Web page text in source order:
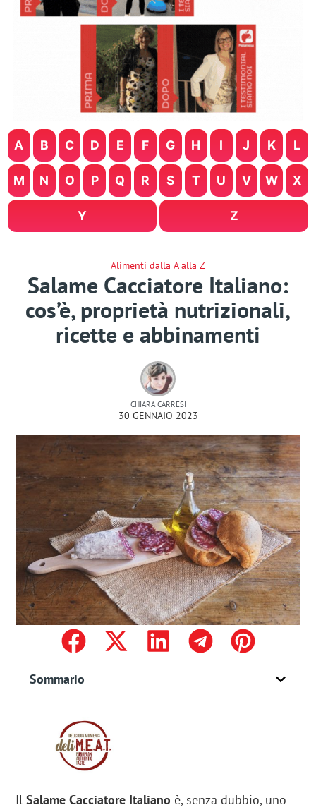
A B C D E F G H I J K L
M N O P Q R S T U V W X
Y Z
Alimenti dalla A alla Z
Salame Cacciatore Italiano:
cos’è, proprietà nutrizionali,
ricette e abbinamenti
CHIARA CARRESI
30 GENNAIO 2023
Sommario
IlSalame Cacciatore Italiano è, senza dubbio, uno